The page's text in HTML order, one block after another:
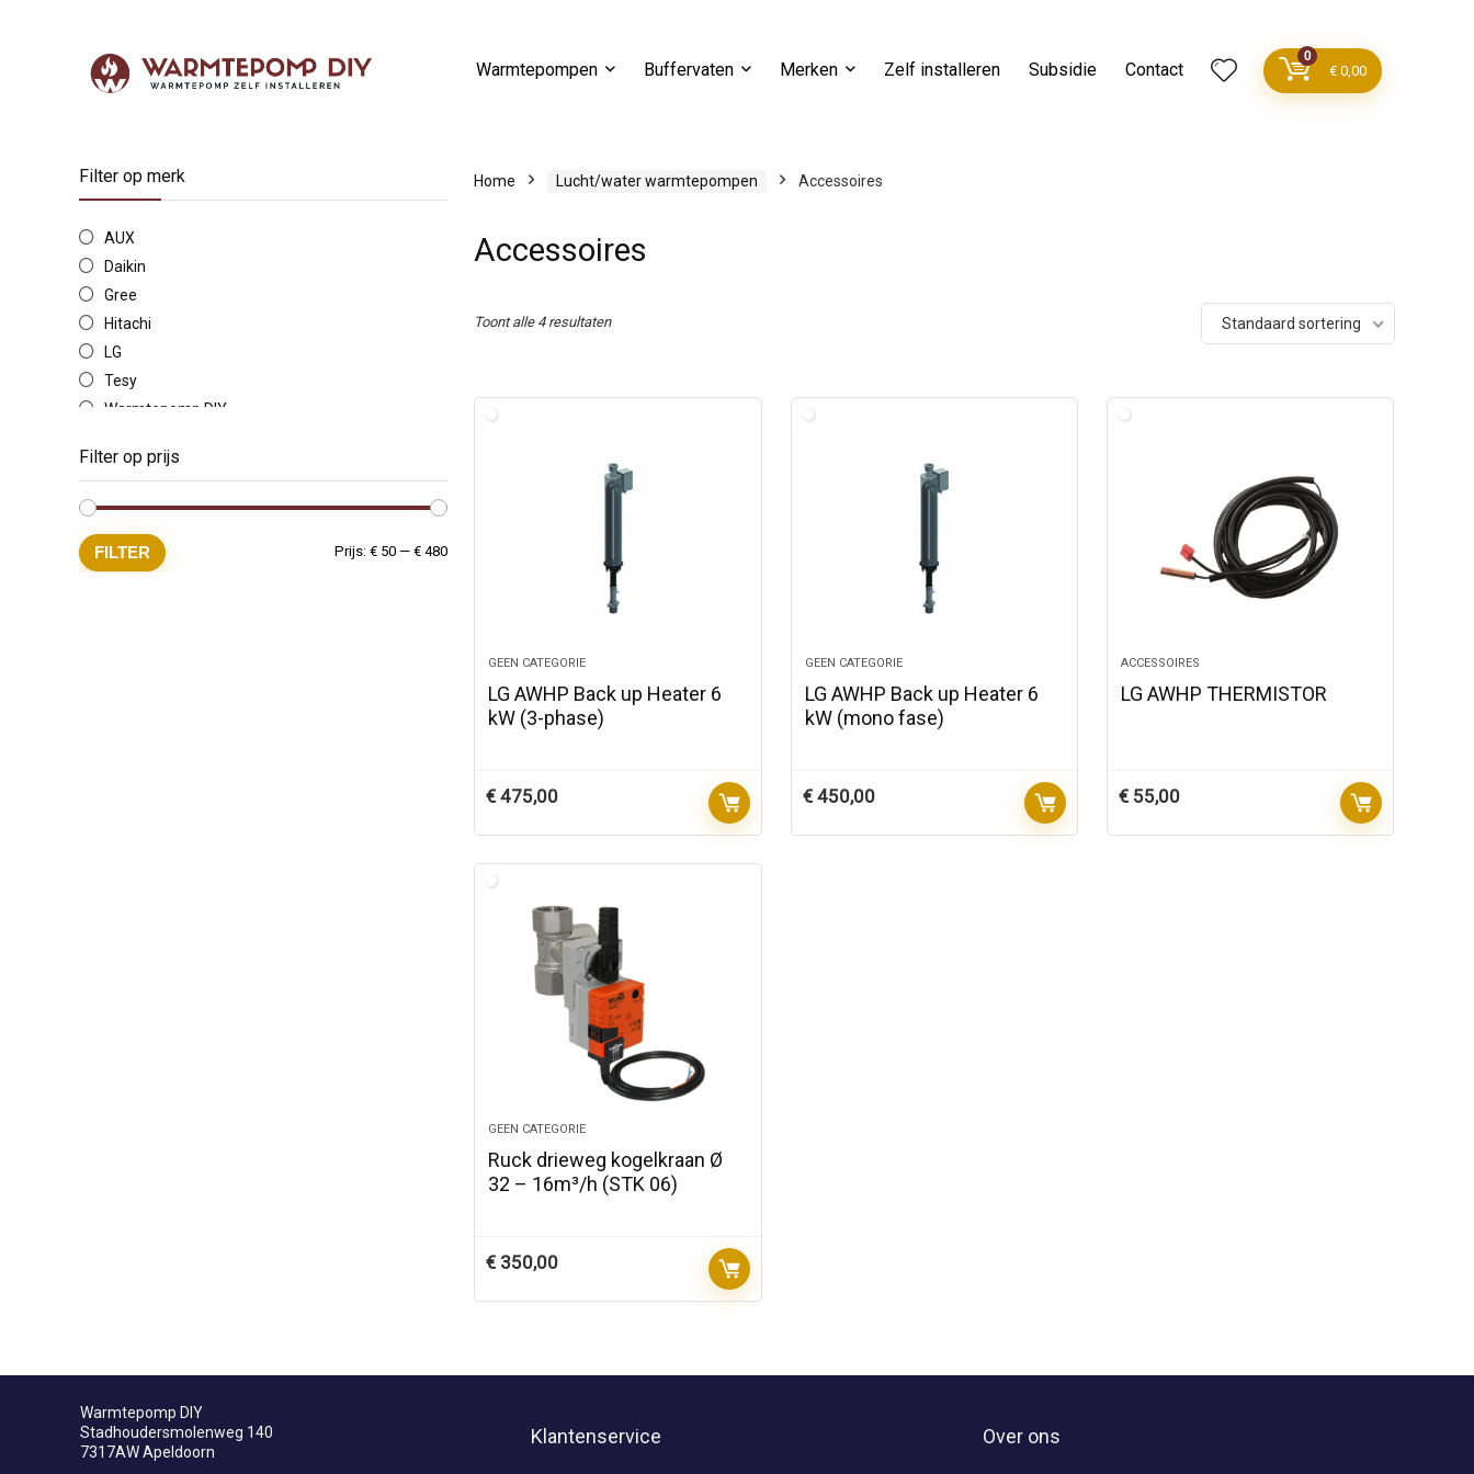
Warmtepompen Buffervaten Merken Zelf installeren Subsidie Contact
0
€ 0,00
Filter op merk
AUX
Daikin
Gree
Hitachi
LG
Tesy
Warmtepomp DIY
Filter op prijs
Min.
Max.
FILTER Prijs: € 50 — € 480
Home Lucht/water warmtepompen Accessoires
Accessoires
Toont alle 4 resultaten Standaard sortering
GEEN CATEGORIE
LG AWHP Back up Heater 6
kW (3-phase)
€ 475,00
GEEN CATEGORIE
LG AWHP Back up Heater 6
kW (mono fase)
€450,00
ACCESSOIRES
LG AWHP THERMISTOR
€ 55,00
GEEN CATEGORIE
Ruck drieweg kogelkraan Ø
32 – 16m³/h (STK 06)
€ 350,00
Warmtepomp DIY
Stadhoudersmolenweg 140
7317AW Apeldoorn
Klantenservice Over ons